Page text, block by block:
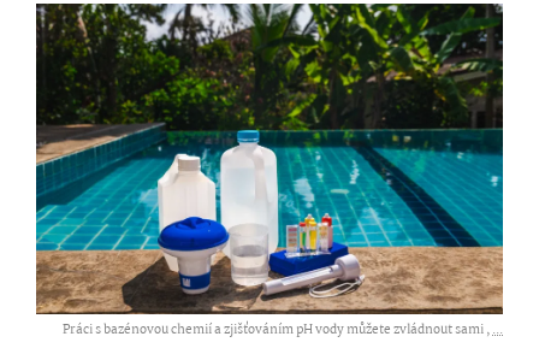
Práci s bazénovou chemií a zjišťováním pH vody můžete zvládnout sami ,...